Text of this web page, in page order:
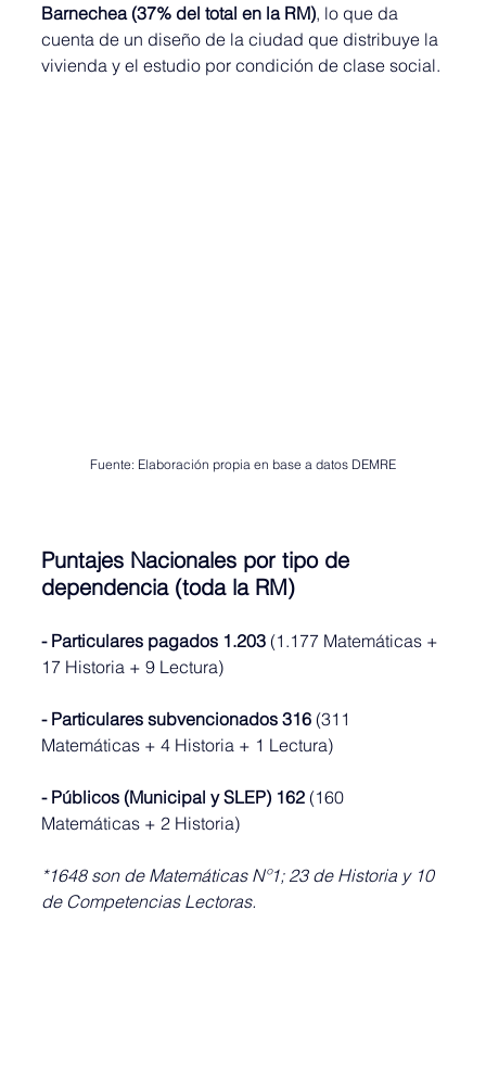
Barnechea (37% del total en la RM), lo que da
cuenta de un diseño de la ciudad que distribuye la
vivienda y el estudio por condición de clase social.
Fuente: Elaboración propia en base a datos DEMRE
Puntajes Nacionales por tipo de
dependencia (toda la RM)
- Particulares pagados 1.203 (1.177 Matemáticas +
17 Historia + 9 Lectura)
- Particulares subvencionados 316 (311
Matemáticas + 4 Historia + 1 Lectura)
- Públicos (Municipal y SLEP) 162 (160
Matemáticas + 2 Historia)
*1648 son de Matemáticas Nº1; 23 de Historia y 10
de Competencias Lectoras.